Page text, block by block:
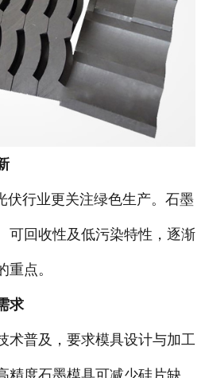
行业更关注绿色生产。石墨
可回收性及低污染特性，逐渐
重点。
求
普及，要求模具设计与加工